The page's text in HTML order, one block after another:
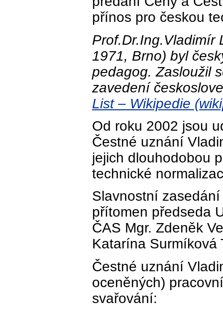
přínos pro českou
Prof.Dr.Ing.Vladimír
1971, Brno) byl
pedagog. Zasloužil
zavedení
List – Wikipedie
Od roku 2002 jsou
Čestné uznání
jejich dlouhodobou
technické
Slavnostní
přítomen předseda
ČAS Mgr. Zdeněk
Katarína Surmíková
Čestné uznání
oceněných)
svařování: